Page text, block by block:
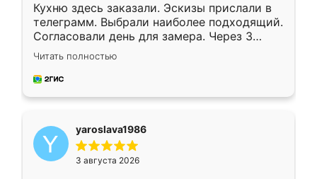
Кухню здесь заказали. Эскизы прислали в
телеграмм. Выбрали наиболее подходящий.
Согласовали день для замера. Через 3
недели кухня была уже готова. Остались
довольны работой. Спасибо Ренессанс
мебель за качественную работу!
Читать полностью
yaroslava1986
3 августа 2026